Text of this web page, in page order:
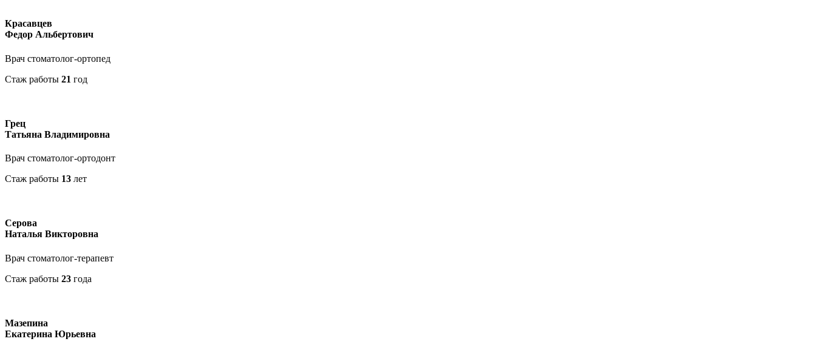
Красавцев
Федор Альбертович
Врач стоматолог-ортопед
Стаж работы 21 год
Грец
Татьяна Владимировна
Врач стоматолог-ортодонт
Стаж работы 13 лет
Серова
Наталья Викторовна
Врач стоматолог-терапевт
Стаж работы 23 года
Мазепина
Екатерина Юрьевна